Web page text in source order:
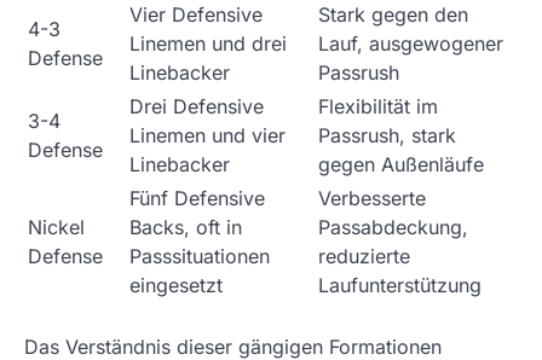
4-3
Defense
Vier Defensive
Linemen und drei
Linebacker
Stark gegen den
Lauf, ausgewogener
Passrush
3-4
Defense
Drei Defensive
Linemen und vier
Linebacker
Flexibilität im
Passrush, stark
gegen Außenläufe
Nickel
Defense
Fünf Defensive
Backs, oft in
Passsituationen
eingesetzt
Verbesserte
Passabdeckung,
reduzierte
Laufunterstützung
Das Verständnis dieser gängigen Formationen